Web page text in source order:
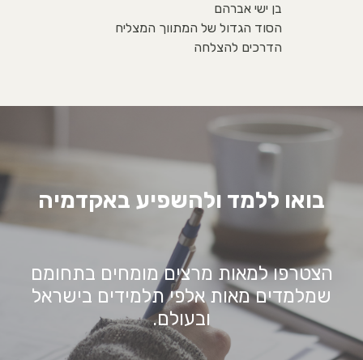
בן ישי אברהם
הסוד הגדול של המתווך המצליח
הדרכים להצלחה
בואו ללמד ולהשפיע באקדמיה
הצטרפו למאות מרצים מומחים בתחומם
שמלמדים מאות אלפי תלמידים בישראל
ובעולם.